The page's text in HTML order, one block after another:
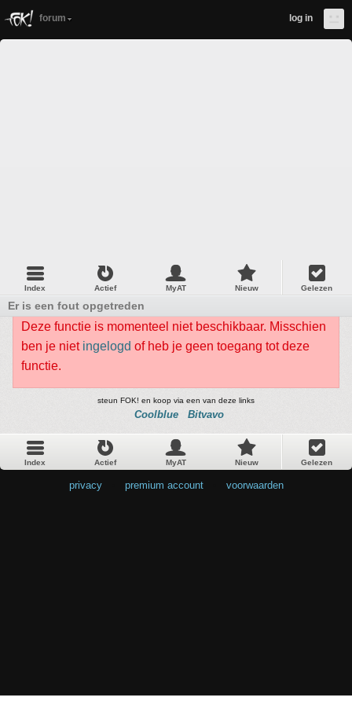
forum log in
Index Actief MyAT Nieuw Gelezen
Er is een fout opgetreden
Deze functie is momenteel niet beschikbaar. Misschien
ben je niet ingelogd of heb je geen toegang tot deze
functie.
steun FOK! en koop via een van deze links
Coolblue Bitvavo
Index Actief MyAT Nieuw Gelezen
privacy premium account voorwaarden